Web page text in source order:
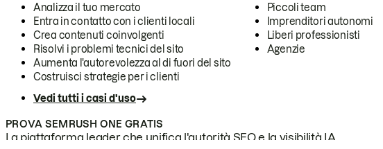
Analizza il tuo mercato
Entra in contatto con i clienti locali
Crea contenuti coinvolgenti
Risolvi i problemi tecnici del sito
Aumenta l'autorevolezza al di fuori del sito
Costruisci strategie per i clienti
Vedi tutti i casi d'uso
Piccoli team
Imprenditori autonomi
Liberi professionisti
Agenzie
PROVA SEMRUSH ONE GRATIS
La piattaforma leader che unifica l'autorità SEO e la visibilità IA.